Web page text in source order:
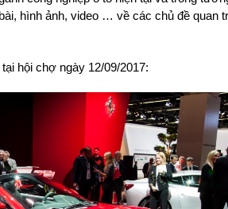
hình ảnh, video … về các chủ đề quan
hội chợ ngày 12/09/2017: